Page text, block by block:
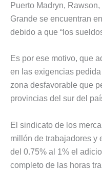
Puerto Madryn,
Grande se encuentran
debido a que “los
Es por ese motivo, que
en las exigencias
zona desfavorable que
provincias del sur del
El sindicato de los
millón de trabajadores y
del 0.75% al 1% el
completo de las horas